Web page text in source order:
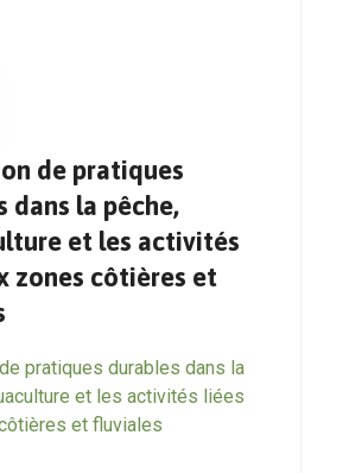
de pratiques
dans la pêche,
et les activités
zones côtières et
pratiques durables dans la
et les activités liées
et fluviales